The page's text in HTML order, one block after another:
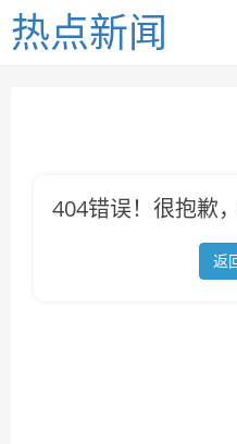
热点新闻
404错误！很抱歉
返